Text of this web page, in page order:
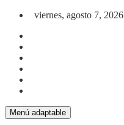
Saltar al contenido
viernes, agosto 7, 2026
Menú adaptable